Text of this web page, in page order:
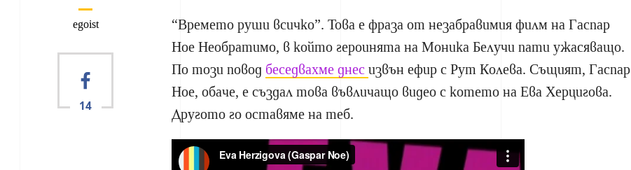
egoist
14
“Времето руши всичко”. Това е фраза от незабравимия филм на Гаспар
Ное Необратимо, в който героинята на Моника Белучи пати ужасяващо.
По този повод беседвахме днесизвън ефир с Рут Колева. Същият, Гаспар
Ное, обаче, е създал това въвличащо видео с котето на Ева Херцигова.
Другото го оставяме на теб.